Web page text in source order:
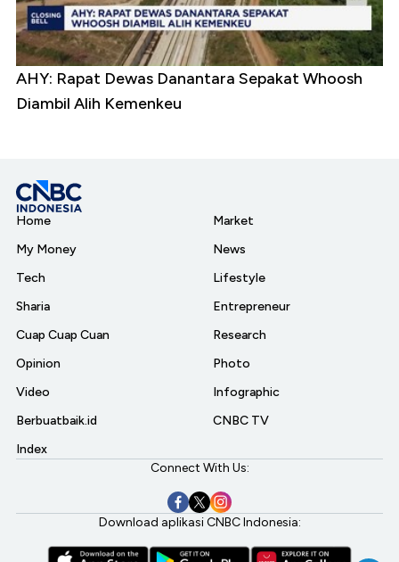
AHY: Rapat Dewas Danantara Sepakat Whoosh
Diambil Alih Kemenkeu
Home
My Money
Tech
Sharia
Cuap Cuap Cuan
Opinion
Video
Berbuatbaik.id
Index
Market
News
Lifestyle
Entrepreneur
Research
Photo
Infographic
CNBC TV
Connect With Us:
Download aplikasi CNBC Indonesia: